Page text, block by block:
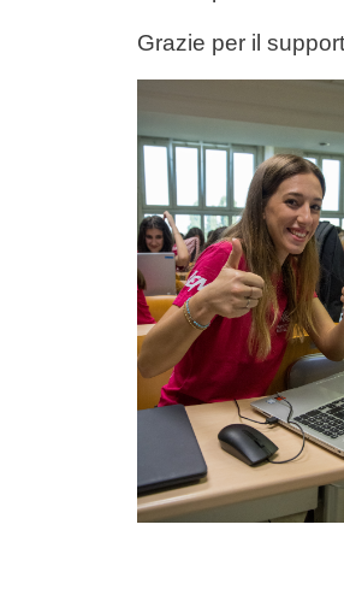
Grazie per il